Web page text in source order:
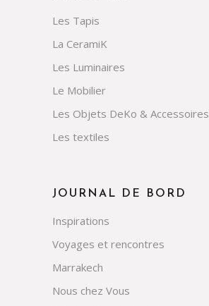
Les Tapis
La CeramiK
Les Luminaires
Le Mobilier
Les Objets DeKo & Accessoires
Les textiles
JOURNAL DE BORD
Inspirations
Voyages et rencontres
Marrakech
Nous chez Vous